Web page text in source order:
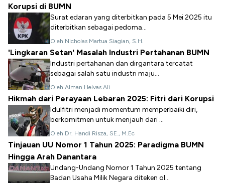
Korupsi di BUMN
Surat edaran yang diterbitkan pada 5 Mei 2025 itu
diterbitkan sebagai pedoma...
Oleh Nicholas Martua Siagian, S.H.
'Lingkaran Setan' Masalah Industri Pertahanan BUMN
Industri pertahanan dan dirgantara tercatat
sebagai salah satu industri maju...
Oleh Alman Helvas Ali
Hikmah dari Perayaan Lebaran 2025: Fitri dari Korupsi
Idulfitri menjadi momentum memperbaiki diri,
berkomitmen untuk menjauh dari ...
Oleh Dr. Handi Risza, SE., M.Ec
Tinjauan UU Nomor 1 Tahun 2025: Paradigma BUMN
Hingga Arah Danantara
Undang-Undang Nomor 1 Tahun 2025 tentang
Badan Usaha Milik Negara diteken ol...